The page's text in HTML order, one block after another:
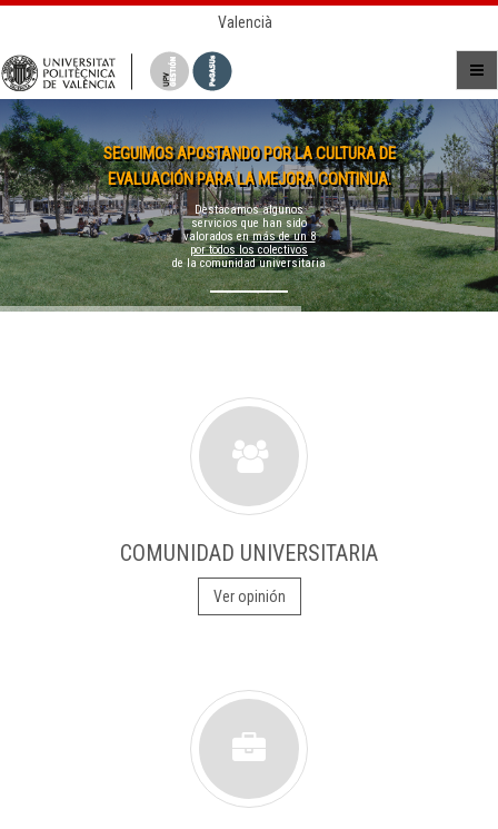
Valencià
SEGUIMOS APOSTANDO POR LA CULTURA DE
EVALUACIÓN PARA LA MEJORA CONTINUA.
Destacamos algunos
servicios que han sido
valorados enmás de un 8
por todos los colectivos
de la comunidad universitaria
COMUNIDAD UNIVERSITARIA
Ver opinión